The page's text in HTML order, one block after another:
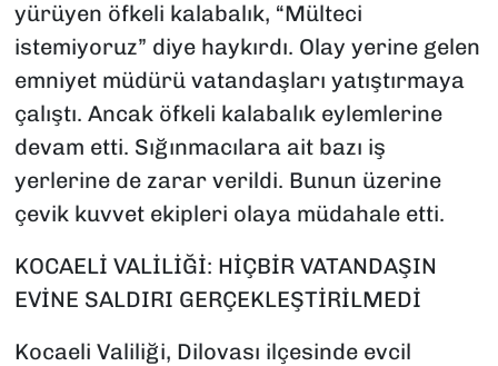
yürüyen öfkeli kalabalık, “Mülteci
istemiyoruz” diye haykırdı. Olay yerine gelen
emniyet müdürü vatandaşları yatıştırmaya
çalıştı. Ancak öfkeli kalabalık eylemlerine
devam etti. Sığınmacılara ait bazı iş
yerlerine de zarar verildi. Bunun üzerine
çevik kuvvet ekipleri olaya müdahale etti.
KOCAELİ VALİLİĞİ: HİÇBİR VATANDAŞIN
EVİNE SALDIRI GERÇEKLEŞTİRİLMEDİ
Kocaeli Valiliği, Dilovası ilçesinde evcil